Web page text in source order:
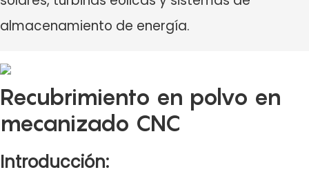
almacenamiento de energía.
Recubrimiento en polvo en
mecanizado CNC
Introducción: